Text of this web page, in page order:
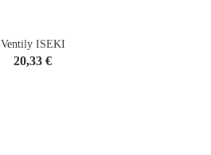
Ventily ISEKI
Cena
20,33 €